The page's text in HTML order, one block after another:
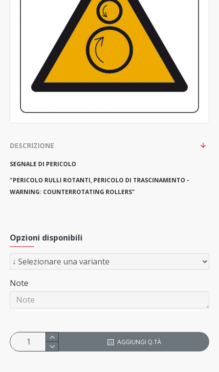
DESCRIZIONE
SEGNALE DI PERICOLO
"PERICOLO RULLI ROTANTI, PERICOLO DI TRASCINAMENTO -
WARNING: COUNTERROTATING ROLLERS"
Opzioni disponibili
Note
AGGIUNGI Q.TÀ